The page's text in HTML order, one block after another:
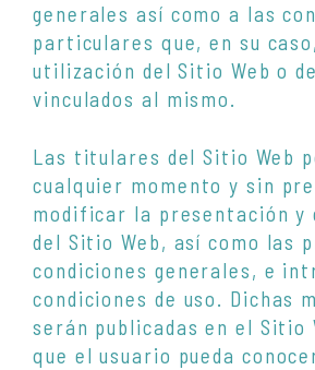
generales así como a las
particulares que, en su
utilización del Sitio Web o
vinculados al mismo.
Las titulares del Sitio Web
cualquier momento y sin
modificar la presentación y
del Sitio Web, así como las
condiciones generales, e
condiciones de uso. Dichas
serán publicadas en el Sitio
que el usuario pueda